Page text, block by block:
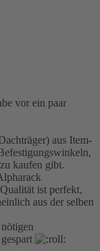
vor ein paar
aus Item-
kaufen gibt.
ist perfekt,
aus der selben